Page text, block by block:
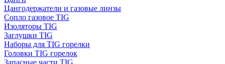
Цангодержатели и газовые линзы
Сопло газовое TIG
Изоляторы TIG
Заглушки TIG
Наборы для TIG горелки
Головки TIG горелок
Запасные части TIG